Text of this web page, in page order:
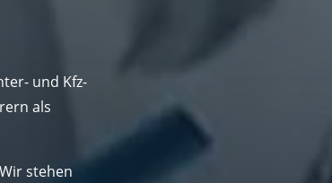
und Kfz-
als
stehen